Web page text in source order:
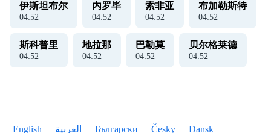
伊斯坦布尔
04:52
内罗毕
04:52
索非亚
04:52
布加勒斯特
04:52
斯科普里
04:52
地拉那
04:52
巴勒莫
04:52
贝尔格莱德
04:52
English العربية Български Česky Dansk